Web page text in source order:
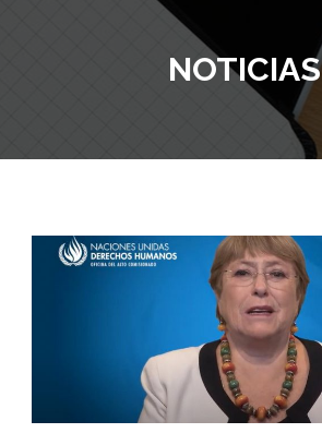
NOTICIAS